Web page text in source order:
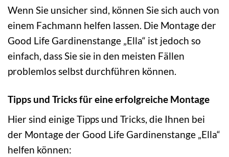
Wenn Sie unsicher sind, können Sie sich auch von
einem Fachmann helfen lassen. Die Montage der
Good Life Gardinenstange „Ella“ ist jedoch so
einfach, dass Sie sie in den meisten Fällen
problemlos selbst durchführen können.
Tipps und Tricks für eine erfolgreiche Montage
Hier sind einige Tipps und Tricks, die Ihnen bei
der Montage der Good Life Gardinenstange „Ella“
helfen können: